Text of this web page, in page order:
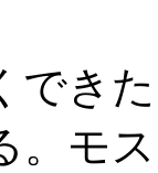
でき
。モ